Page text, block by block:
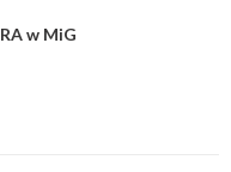
w MiG